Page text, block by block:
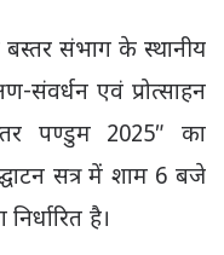
संभाग के स्थानीय
संवर्धन एवं प्रोत्साहन
पण्डुम 2025″ का
सत्र में शाम 6 बजे
है।